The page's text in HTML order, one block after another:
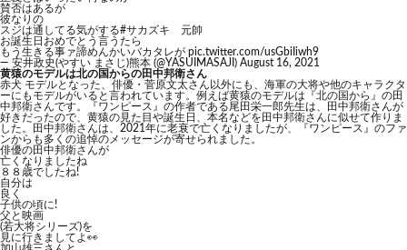
賛否はあるが
彼なりの
スジは通してる気がする#サカズキ 元帥
お誕生日おめでとう言うたら
もう生きる事ァ諦めんかいバカタレが pic.twitter.com/usGbiIiwh9
— 安井政史(やすい まさじ)熊本 (@YASUIMASAJI) August 16, 2021
黄猿のモデルは北の国からの田中邦衛さん
赤犬 モデルとなった、俳優・菅原文太さん以外にも、海軍の大将や他のキャラクタ
ーにもモデルがいると言われています。例えば黄猿のモデルは『北の国から』の田
中邦衛さんです。『ワンピース』の作者である尾田栄一郎先生は、田中邦衛さんが
好きだったので、黄猿の見た目や誕生日、本名などを田中邦衛さんに似せて作りま
した。田中邦衛さんは、2021年に老衰で亡くなりましたが、『ワンピース』のファ
ンからも多くの追悼のメッセージが寄せられました。
俳優の田中邦衛さんが
亡くなりましたね
８８歳でしたね!
自分は
良く
子供の頃に!
父と映画
(若大将シリーズ)を
見に行きましてよ👀